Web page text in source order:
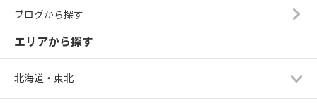
ブログから探す
エリアから探す
北海道・東北